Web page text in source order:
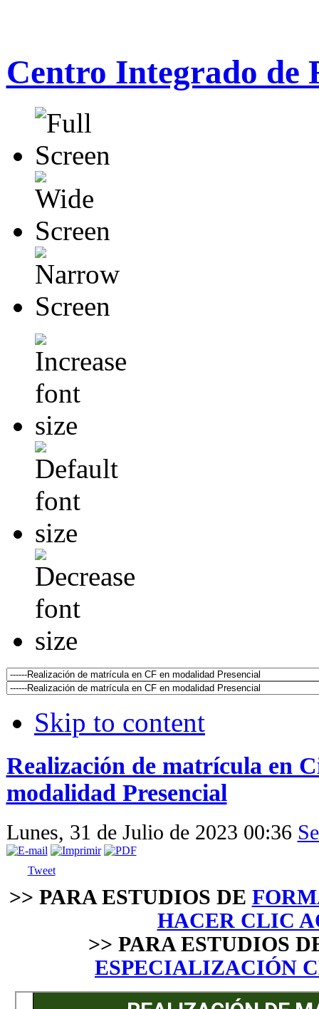
Centro Integrado de
Skip to content
Realización de matrícula en
modalidad Presencial
Lunes, 31 de Julio de 2023 00:36
Tweet
˃˃ PARA ESTUDIOS DE
HACER CLIC
˃˃ PARA ESTUDIOS
ESPECIALIZACIÓN